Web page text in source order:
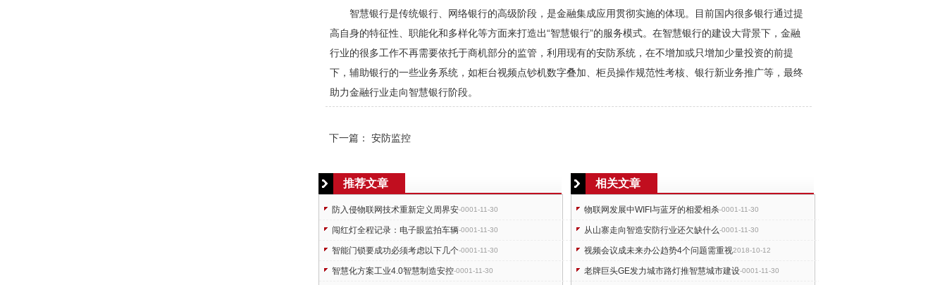
智慧银行是传统银行、网络银行的高级阶段，是金融集成应用贯彻实施的体现。目前国内很多银行通过提
高自身的特征性、职能化和多样化等方面来打造出“智慧银行”的服务模式。在智慧银行的建设大背景下，金融
行业的很多工作不再需要依托于商机部分的监管，利用现有的安防系统，在不增加或只增加少量投资的前提
下，辅助银行的一些业务系统，如柜台视频点钞机数字叠加、柜员操作规范性考核、银行新业务推广等，最终
助力金融行业走向智慧银行阶段。
下一篇： 安防监控
推荐文章
防入侵物联网技术重新定义周界安-0001-11-30
闯红灯全程记录：电子眼监拍车辆-0001-11-30
智能门锁要成功必须考虑以下几个-0001-11-30
智慧化方案工业4.0智慧制造安控-0001-11-30
相关文章
物联网发展中WIFI与蓝牙的相爱相杀-0001-11-30
从山寨走向智造安防行业还欠缺什么-0001-11-30
视频会议成未来办公趋势4个问题需重视2018-10-12
老牌巨头GE发力城市路灯推智慧城市建设-0001-11-30